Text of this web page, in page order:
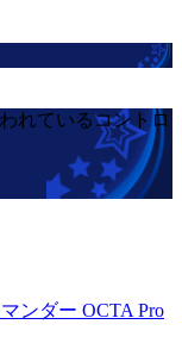
れているコントロ
ンダー OCTA Pro